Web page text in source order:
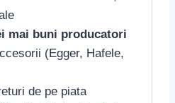
mai buni producatori
(Egger, Hafele,
de pe piata